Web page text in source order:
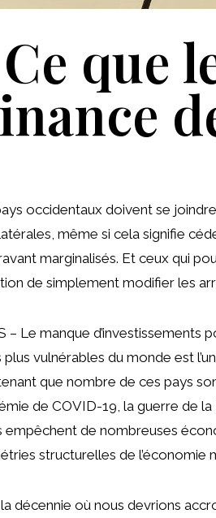
Ce que
occidentaux doivent se
même si cela signifie
marginalisés. Et ceux qui
de simplement modifier les
– Le manque
plus vulnérables du monde est
que nombre de ces pays
de COVID-19, la guerre de
empêchent de nombreuses
structurelles de l’économie
la décennie où nous devrions